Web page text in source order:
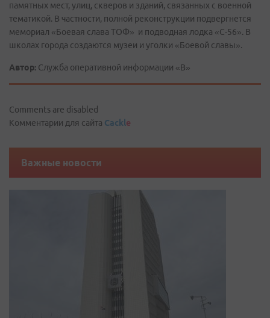
памятных мест, улиц, скверов и зданий, связанных с военной
тематикой. В частности, полной реконструкции подвергнется
мемориал «Боевая слава ТОФ» и подводная лодка «С-56». В
школах города создаются музеи и уголки «Боевой славы».
Автор: Служба оперативной информации «В»
Comments are disabled
Комментарии для сайта Cackle
Важные новости